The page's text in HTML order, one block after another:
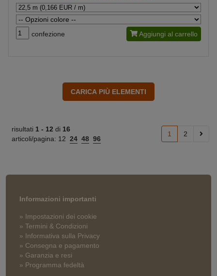
confezione Aggiungi al carrello
risultati 1 - 12 di 16
articoli/pagina: 12 24 48 96
1 2
Informazioni importanti
» Impostazioni dei cookie
» Termini & Condizioni
» Informativa sulla Privacy
» Consegna e pagamento
» Garanzia e resi
» Programma fedeltà